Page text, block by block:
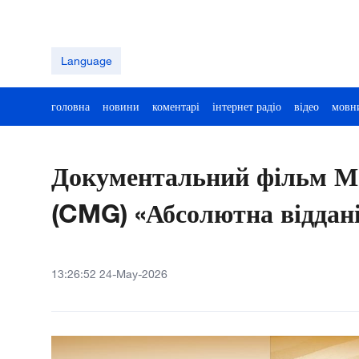
Language
головна новини коментарі інтернет радіо відео
Документальний фільм
(CMG) «Абсолютна
13:26:52 24-May-2026